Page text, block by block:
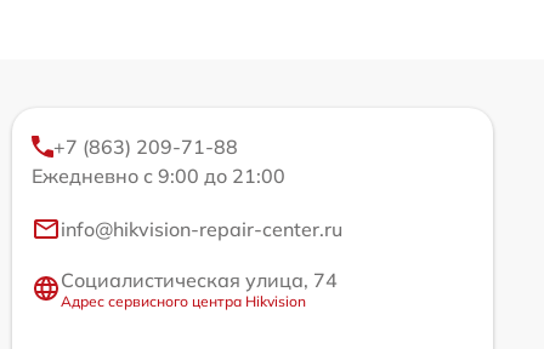
+7 (863) 209-71-88
Ежедневно с 9:00 до 21:00
info@hikvision-repair-center.ru
Социалистическая улица, 74
Адрес сервисного центра Hikvision